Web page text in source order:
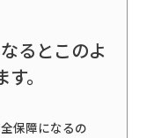
るとこのよ
。
保障になるの